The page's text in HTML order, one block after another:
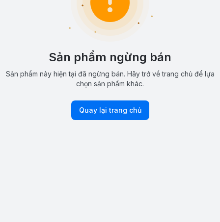
Sản phẩm ngừng bán
Sản phẩm này hiện tại đã ngừng bán. Hãy trở về trang chủ để lựa
chọn sản phẩm khác.
Quay lại trang chủ